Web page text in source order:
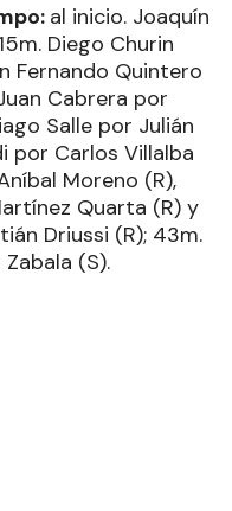
al inicio. Joaquín
Diego Churin
Fernando Quintero
Cabrera por
Salle por Julián
por Carlos Villalba
Moreno (R),
Quarta (R) y
Driussi (R); 43m.
(S).